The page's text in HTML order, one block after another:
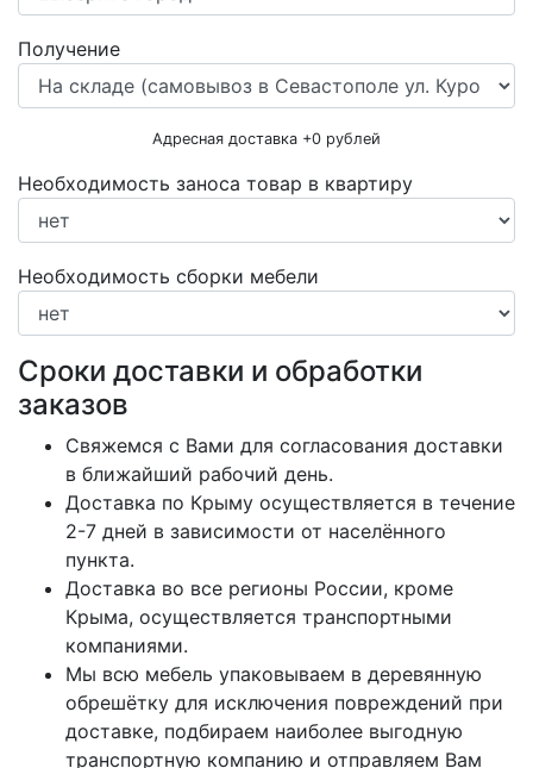
Получение
Адресная доставка +0 рублей
Необходимость заноса товар в квартиру
Необходимость сборки мебели
Сроки доставки и обработки
заказов
Свяжемся с Вами для согласования доставки
в ближайший рабочий день.
Доставка по Крыму осуществляется в течение
2-7 дней в зависимости от населённого
пункта.
Доставка во все регионы России, кроме
Крыма, осуществляется транспортными
компаниями.
Мы всю мебель упаковываем в деревянную
обрешётку для исключения повреждений при
доставке, подбираем наиболее выгодную
транспортную компанию и отправляем Вам